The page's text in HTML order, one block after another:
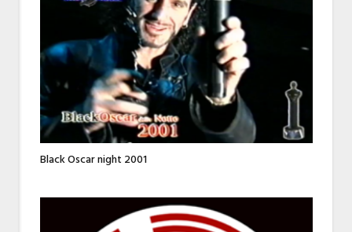
Black Oscar night 2001